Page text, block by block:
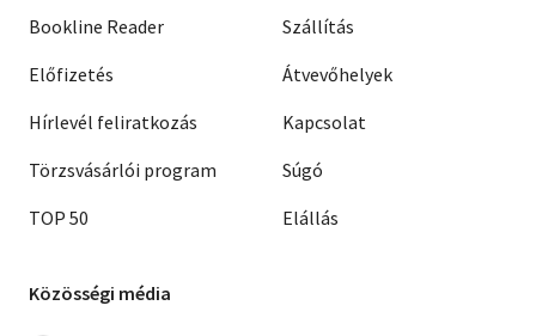
Bookline Reader
Előfizetés
Hírlevél feliratkozás
Törzsvásárlói program
TOP 50
Szállítás
Átvevőhelyek
Kapcsolat
Súgó
Elállás
Közösségi média